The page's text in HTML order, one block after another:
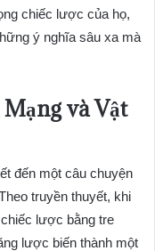
chiếc lược của họ,
ý nghĩa sâu xa mà
và Vật
đến một câu chuyện
truyền thuyết, khi
lược bằng tre
lược biến thành một